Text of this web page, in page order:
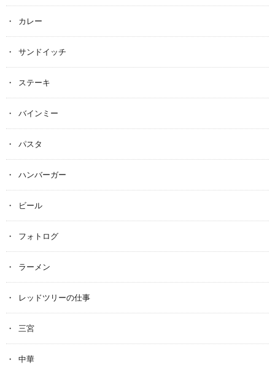
カレー
サンドイッチ
ステーキ
バインミー
パスタ
ハンバーガー
ビール
フォトログ
ラーメン
レッドツリーの仕事
三宮
中華